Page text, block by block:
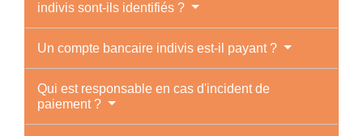
indivis sont-ils identifiés ?
Un compte bancaire indivis est-il payant ?
Qui est responsable en cas d'incident de
paiement ?